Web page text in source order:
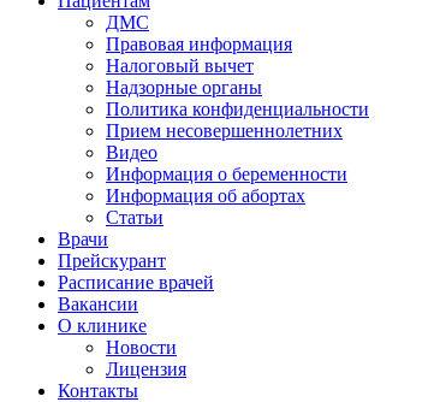
ДМС
Правовая информация
Налоговый вычет
Надзорные органы
Политика конфиденциальности
Прием несовершеннолетних
Видео
Информация о беременности
Информация об абортах
Статьи
Врачи
Прейскурант
Расписание врачей
Вакансии
О клинике
Новости
Лицензия
Контакты